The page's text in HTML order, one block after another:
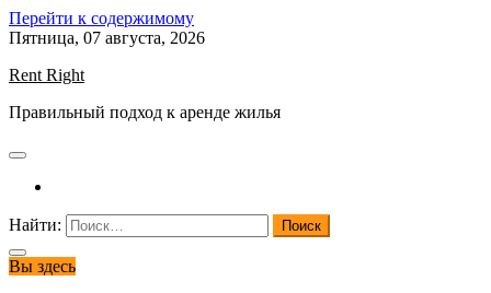
Перейти к содержимому
Пятница, 07 августа, 2026
Rent Right
Правильный подход к аренде жилья
Найти:
Вы здесь